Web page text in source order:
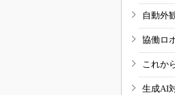
自動外
協働ロ
これか
生成AI